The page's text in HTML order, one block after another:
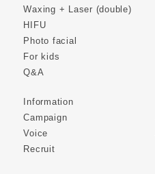
Waxing + Laser (double)
HIFU
Photo facial
For kids
Q&A
Information
Campaign
Voice
Recruit